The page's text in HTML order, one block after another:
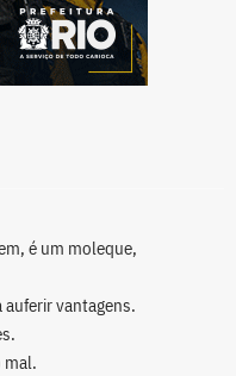
é um moleque,
auferir vantagens.
mal.